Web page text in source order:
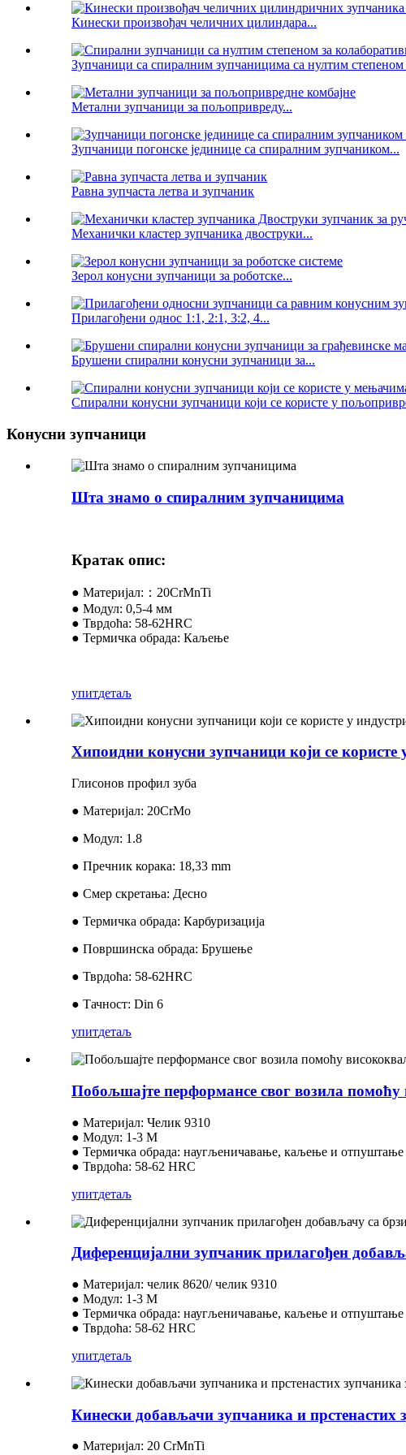
Кинески произвођач челичних цилиндара...
Зупчаници са спиралним зупчаницима са нултим степеном
Метални зупчаници за пољопривреду...
Зупчаници погонске јединице са спиралним зупчаником...
Равна зупчаста летва и зупчаник
Механички кластер зупчаника двоструки...
Зерол конусни зупчаници за роботске...
Прилагођени однос 1:1, 2:1, 3:2, 4...
Брушени спирални конусни зупчаници за...
Спирални конусни зупчаници који се користе у
Конусни зупчаници
Шта знамо о спиралним зупчаницима
Кратак опис:
● Материјал:：20CrMnTi
● Модул: 0,5-4 мм
● Тврдоћа: 58-62HRC
● Термичка обрада: Каљење
упитдетаљ
Хипоидни конусни зупчаници који се користе
Глисонов профил зуба
● Материјал: 20CrMo
● Модул: 1.8
● Пречник корака: 18,33 mm
● Смер скретања: Десно
● Термичка обрада: Карбуризација
● Површинска обрада: Брушење
● Тврдоћа: 58-62HRC
● Тачност: Din 6
упитдетаљ
Побољшајте перформансе свог возила
● Материјал: Челик 9310
● Модул: 1-3 М
● Термичка обрада: наугљеничавање, каљење и отпуштање
● Тврдоћа: 58-62 HRC
упитдетаљ
Диференцијални зупчаник прилагођен
● Материјал: челик 8620/ челик 9310
● Модул: 1-3 М
● Термичка обрада: наугљеничавање, каљење и отпуштање
● Тврдоћа: 58-62 HRC
упитдетаљ
Кинески добављачи зупчаника и прстенастих
● Материјал: 20 CrMnTi